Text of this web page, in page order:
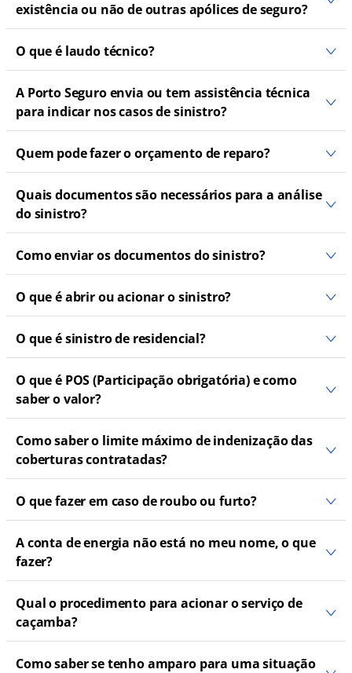
existência ou não de outras apólices de seguro?
O que é laudo técnico?
A Porto Seguro envia ou tem assistência técnica
para indicar nos casos de sinistro?
Quem pode fazer o orçamento de reparo?
Quais documentos são necessários para a análise
do sinistro?
Como enviar os documentos do sinistro?
O que é abrir ou acionar o sinistro?
O que é sinistro de residencial?
O que é POS (Participação obrigatória) e como
saber o valor?
Como saber o limite máximo de indenização das
coberturas contratadas?
O que fazer em caso de roubo ou furto?
A conta de energia não está no meu nome, o que
fazer?
Qual o procedimento para acionar o serviço de
caçamba?
Como saber se tenho amparo para uma situação